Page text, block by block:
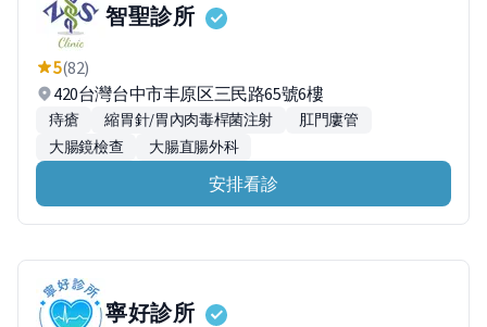
智聖診所
5(82)
420台灣台中市丰原区三民路65號6樓
痔瘡 縮胃針/胃內肉毒桿菌注射
肛門廔管
大腸鏡檢查
大腸直腸外科
安排看診
寧好診所